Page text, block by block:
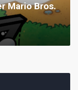
Mario Bros.